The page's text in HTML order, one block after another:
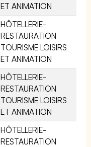
ET ANIMATION
HÔTELLERIE-
RESTAURATION
TOURISME LOISIRS
ET ANIMATION
HÔTELLERIE-
RESTAURATION
TOURISME LOISIRS
ET ANIMATION
HÔTELLERIE-
RESTAURATION